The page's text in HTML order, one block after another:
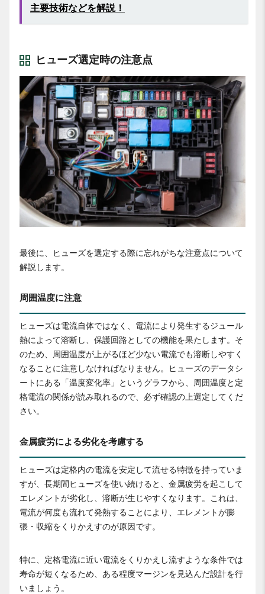
主要技術などを解説！
ヒューズ選定時の注意点
最後に、ヒューズを選定する際に忘れがちな注意点について
解説します。
周囲温度に注意
ヒューズは電流自体ではなく、電流により発生するジュール
熱によって溶断し、保護回路としての機能を果たします。そ
のため、周囲温度が上がるほど少ない電流でも溶断しやすく
なることに注意しなければなりません。ヒューズのデータシ
ートにある「温度変化率」というグラフから、周囲温度と定
格電流の関係が読み取れるので、必ず確認の上選定してくだ
さい。
金属疲労による劣化を考慮する
ヒューズは定格内の電流を安定して流せる特徴を持っていま
すが、長期間ヒューズを使い続けると、金属疲労を起こして
エレメントが劣化し、溶断が生じやすくなります。これは、
電流が何度も流れて発熱することにより、エレメントが膨
張・収縮をくりかえすのが原因です。
特に、定格電流に近い電流をくりかえし流すような条件では
寿命が短くなるため、ある程度マージンを見込んだ設計を行
いましょう。